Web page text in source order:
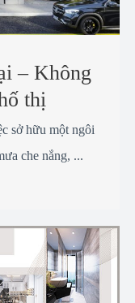
– Không
thị
sở hữu một ngôi
che nắng, ...